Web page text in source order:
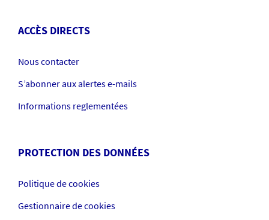
ACCÈS DIRECTS
Nous contacter
S’abonner aux alertes e-mails
Informations reglementées
PROTECTION DES DONNÉES
Politique de cookies
Gestionnaire de cookies